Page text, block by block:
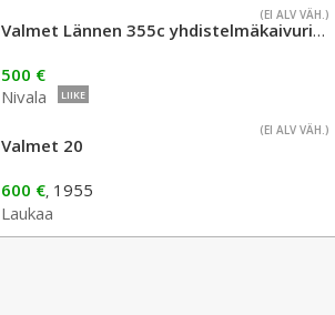
(EI ALV VÄH.)
Valmet Lännen 355c yhdistelmäkaivurin telat
500 €
Nivala
LIIKE
(EI ALV VÄH.)
Valmet 20
600 €, 1955
Laukaa